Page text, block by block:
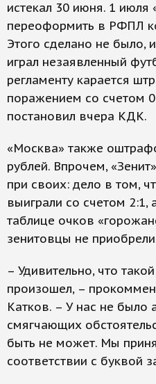
истекал 30 июня. 1
переоформить в РФПЛ
Этого сделано не было,
играл незаявленный
регламенту карается
поражением со счетом
постановил вчера КДК.
«Москва» также
рублей. Впрочем,
при своих: дело в том,
выиграли со счетом 2:1,
таблице очков
зенитовцы не
– Удивительно, что
произошел, –
Катков. – У нас не было
смягчающих
быть не может. Мы
соответствии с буквой